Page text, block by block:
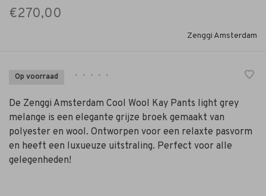
€270,00
Zenggi Amsterdam
Op voorraad • • • • •
De Zenggi Amsterdam Cool Wool Kay Pants light grey
melange is een elegante grijze broek gemaakt van
polyester en wool. Ontworpen voor een relaxte pasvorm
en heeft een luxueuze uitstraling. Perfect voor alle
gelegenheden!